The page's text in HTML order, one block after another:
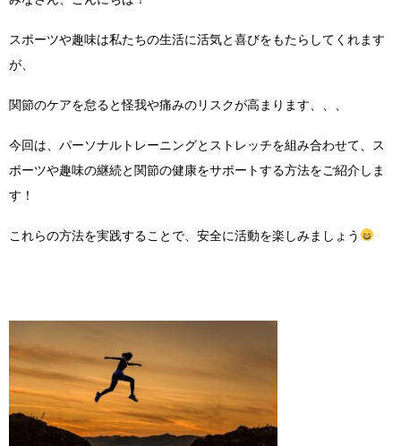
スポーツや趣味は私たちの生活に活気と喜びをもたらしてくれます
が、
関節のケアを怠ると怪我や痛みのリスクが高まります、、、
今回は、パーソナルトレーニングとストレッチを組み合わせて、ス
ポーツや趣味の継続と関節の健康をサポートする方法をご紹介しま
す！
これらの方法を実践することで、安全に活動を楽しみましょう